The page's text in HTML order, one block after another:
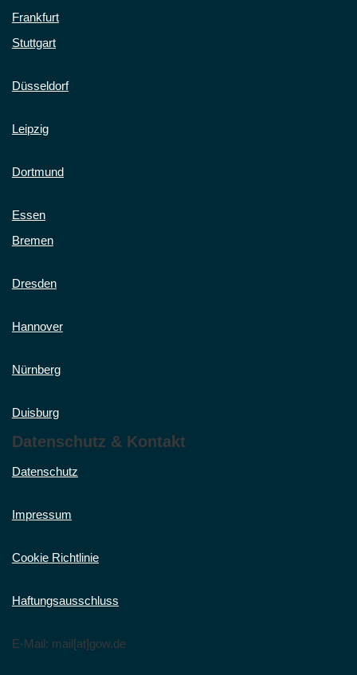
Frankfurt
Stuttgart
Düsseldorf
Leipzig
Dortmund
Essen
Bremen
Dresden
Hannover
Nürnberg
Duisburg
Datenschutz & Kontakt
Datenschutz
Impressum
Cookie Richtlinie
Haftungsausschluss
E-Mail: mail[at]gow.de